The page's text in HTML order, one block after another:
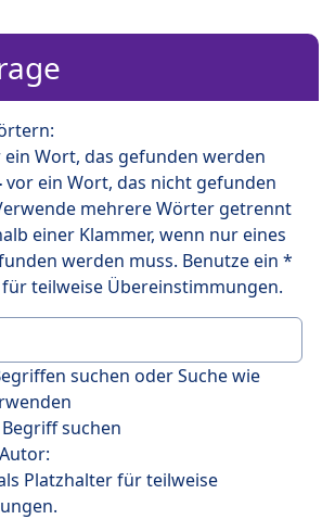
ein Wort, das gefunden werden
vor ein Wort, das nicht gefunden
mehrere Wörter getrennt
einer Klammer, wenn nur eines
werden muss. Benutze ein *
teilweise Übereinstimmungen.
suchen oder Suche wie
suchen
Platzhalter für teilweise